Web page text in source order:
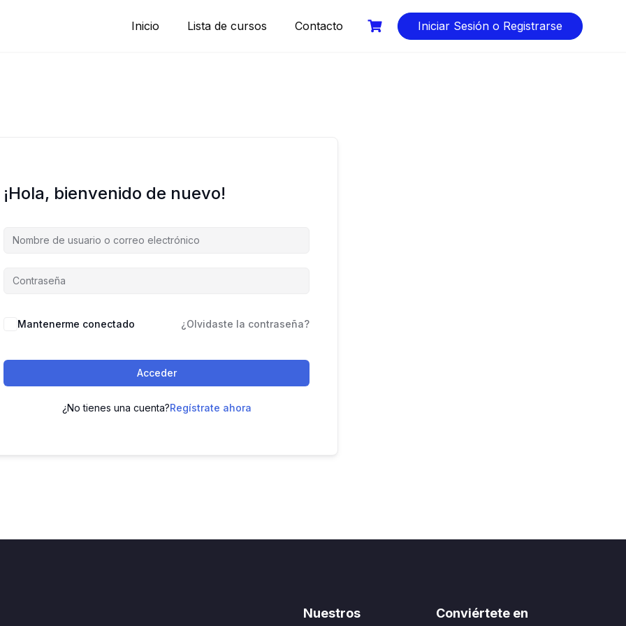
Inicio Lista de cursos Contacto Iniciar Sesión o Registrarse
¡Hola, bienvenido de nuevo!
Mantenerme conectado ¿Olvidaste la contraseña?
Acceder
¿No tienes una cuenta?Regístrate ahora
Nuestros Conviértete en